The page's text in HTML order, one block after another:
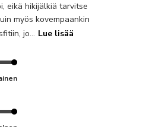
eikä hikijälkiä tarvitse
myös kovempaankin
jo... Lue lisää